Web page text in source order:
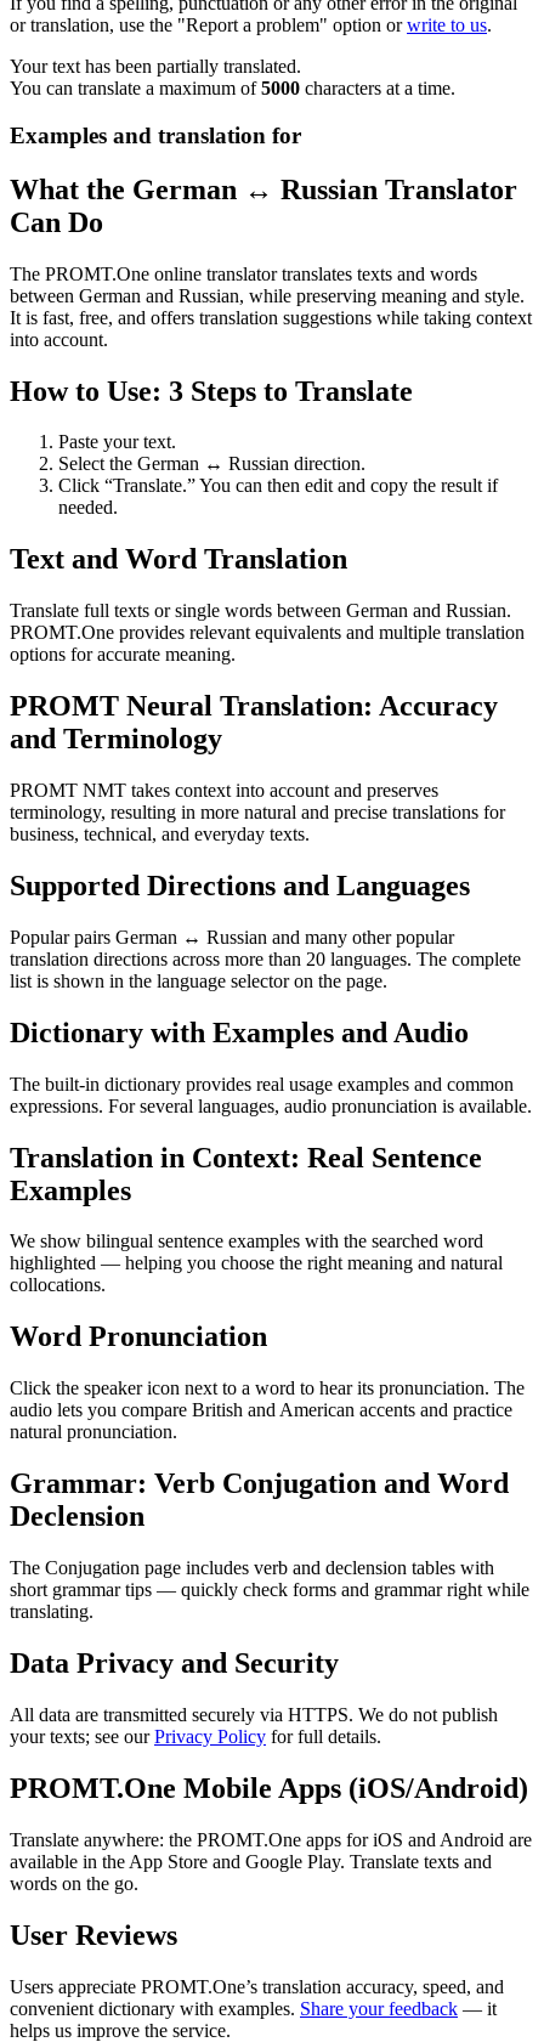
or translation, use the "Report a problem" option orwrite to us.
Your text has been partially translated.
You can translate a maximum of5000 characters at a time.
Examples and translation for
What the German ↔ Russian Translator
Can Do
The PROMT.One online translator translates texts and words
between German and Russian, while preserving meaning and style.
It is fast, free, and offers translation suggestions while taking context
into account.
How to Use: 3 Steps to Translate
Paste your text.
Select the German ↔ Russian direction.
Click “Translate.” You can then edit and copy the result if
needed.
Text and Word Translation
Translate full texts or single words between German and Russian.
PROMT.One provides relevant equivalents and multiple translation
options for accurate meaning.
PROMT Neural Translation: Accuracy
and Terminology
PROMT NMT takes context into account and preserves
terminology, resulting in more natural and precise translations for
business, technical, and everyday texts.
Supported Directions and Languages
Popular pairs German ↔ Russian and many other popular
translation directions across more than 20 languages. The complete
list is shown in the language selector on the page.
Dictionary with Examples and Audio
The built-in dictionary provides real usage examples and common
expressions. For several languages, audio pronunciation is available.
Translation in Context: Real Sentence
Examples
We show bilingual sentence examples with the searched word
highlighted — helping you choose the right meaning and natural
collocations.
Word Pronunciation
Click the speaker icon next to a word to hear its pronunciation. The
audio lets you compare British and American accents and practice
natural pronunciation.
Grammar: Verb Conjugation and Word
Declension
The Conjugation page includes verb and declension tables with
short grammar tips — quickly check forms and grammar right while
translating.
Data Privacy and Security
All data are transmitted securely via HTTPS. We do not publish
your texts; see ourPrivacy Policy for full details.
PROMT.One Mobile Apps (iOS/Android)
Translate anywhere: the PROMT.One apps for iOS and Android are
available in the App Store and Google Play. Translate texts and
words on the go.
User Reviews
Users appreciate PROMT.One’s translation accuracy, speed, and
convenient dictionary with examples. Share your feedback — it
helps us improve the service.